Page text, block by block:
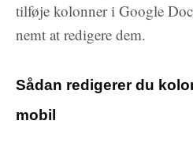
tilføje kolonner i Google
nemt at redigere dem.
Sådan redigerer du
mobil